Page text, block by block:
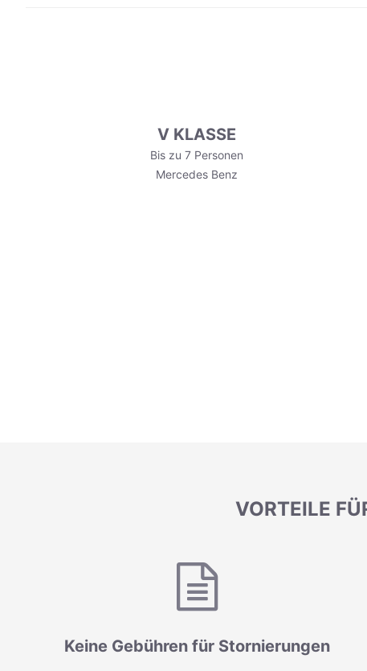
V KLASSE
Bis zu 7 Personen
Mercedes Benz
VORTEILE
Keine Gebühren für Stornierungen